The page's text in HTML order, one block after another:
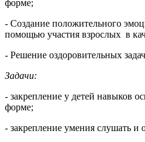
форме;
- Создание положительного
помощью участия взрослых в
- Решение оздоровительных задач
Задачи:
- закрепление у детей навыков
форме;
- закрепление умения слушать и